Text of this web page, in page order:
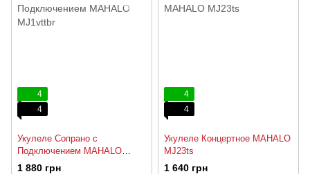
4
4
Укулеле Сопрано с
Подключением MAHALO
MJ1vttbr
1 880 грн
4
4
Укулеле Концертное MAHALO
MJ23ts
1 640 грн